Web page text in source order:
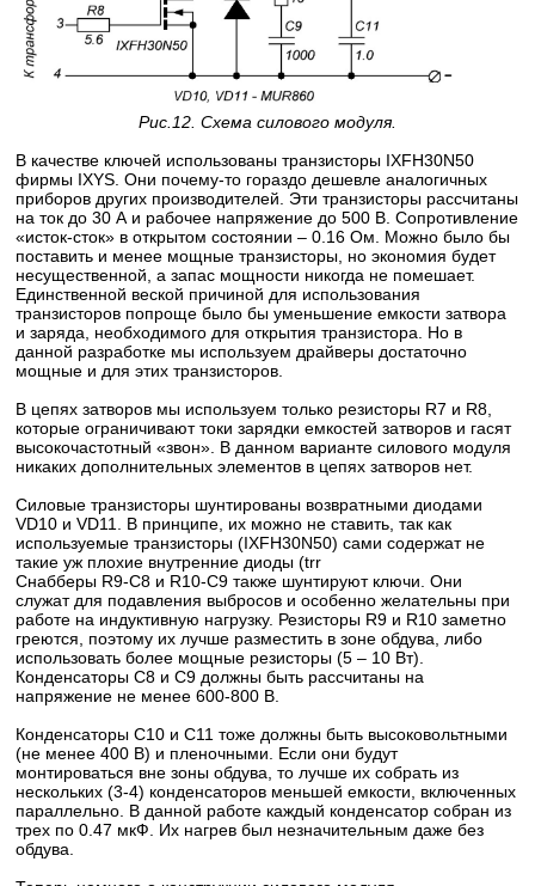
Рис.12. Схема силового модуля.
В качестве ключей использованы транзисторы IXFH30N50
фирмы IXYS. Они почему-то гораздо дешевле аналогичных
приборов других производителей. Эти транзисторы рассчитаны
на ток до 30 А и рабочее напряжение до 500 В. Сопротивление
«исток-сток» в открытом состоянии – 0.16 Ом. Можно было бы
поставить и менее мощные транзисторы, но экономия будет
несущественной, а запас мощности никогда не помешает.
Единственной веской причиной для использования
транзисторов попроще было бы уменьшение емкости затвора
и заряда, необходимого для открытия транзистора. Но в
данной разработке мы используем драйверы достаточно
мощные и для этих транзисторов.
В цепях затворов мы используем только резисторы R7 и R8,
которые ограничивают токи зарядки емкостей затворов и гасят
высокочастотный «звон». В данном варианте силового модуля
никаких дополнительных элементов в цепях затворов нет.
Силовые транзисторы шунтированы возвратными диодами
VD10 и VD11. В принципе, их можно не ставить, так как
используемые транзисторы (IXFH30N50) сами содержат не
такие уж плохие внутренние диоды (trr
Снабберы R9-C8 и R10-C9 также шунтируют ключи. Они
служат для подавления выбросов и особенно желательны при
работе на индуктивную нагрузку. Резисторы R9 и R10 заметно
греются, поэтому их лучше разместить в зоне обдува, либо
использовать более мощные резисторы (5 – 10 Вт).
Конденсаторы C8 и C9 должны быть рассчитаны на
напряжение не менее 600-800 В.
Конденсаторы C10 и C11 тоже должны быть высоковольтными
(не менее 400 В) и пленочными. Если они будут
монтироваться вне зоны обдува, то лучше их собрать из
нескольких (3-4) конденсаторов меньшей емкости, включенных
параллельно. В данной работе каждый конденсатор собран из
трех по 0.47 мкФ. Их нагрев был незначительным даже без
обдува.